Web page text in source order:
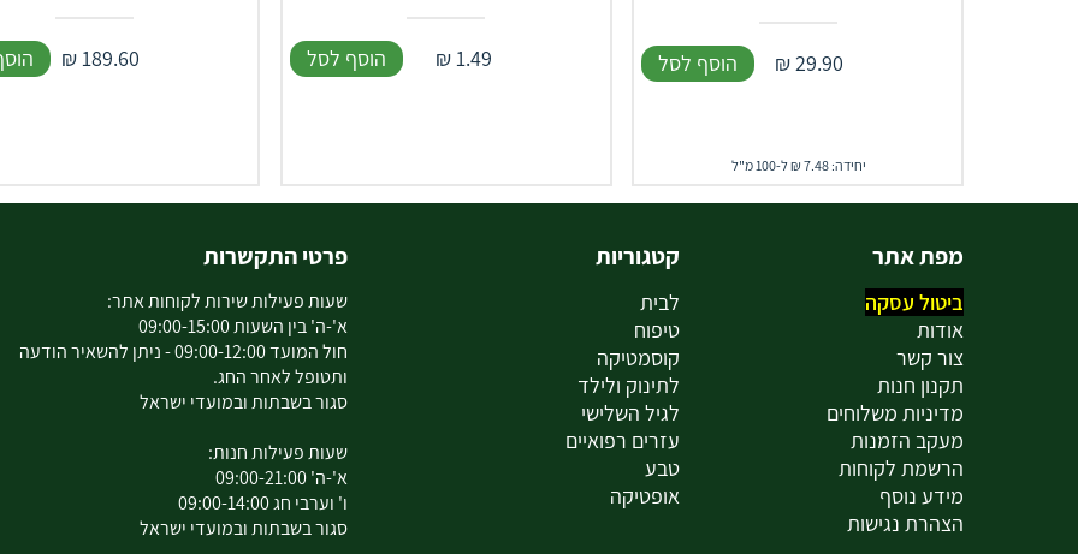
29.90
₪ הוסף לסל
יחידה: 7.48 ₪ ל-100 מ"ל
1.49
₪ הוסף לסל 189.60
₪
מפת אתר
ביטול עסקה
אודות
צור קשר
תקנון חנות
מדיניות משלוחים
מעקב הזמנות
הרשמת לקוחות
מידע נוסף
הצהרת נגישות
קטגוריות
לבית
טיפוח
קוסמטיקה
לתינוק ולילד
לגיל השלישי
עזרים רפואיים
טבע
אופטיקה
פרטי התקשרות
שעות פעילות שירות לקוחות אתר:
א'-ה' בין השעות 09:00-15:00
חול המועד 09:00-12:00 - ניתן להשאיר הודעה
ותטופל לאחר החג.
סגור בשבתות ובמועדי ישראל
שעות פעילות חנות:
א'-ה' 09:00-21:00
ו' וערבי חג 09:00-14:00
סגור בשבתות ובמועדי ישראל